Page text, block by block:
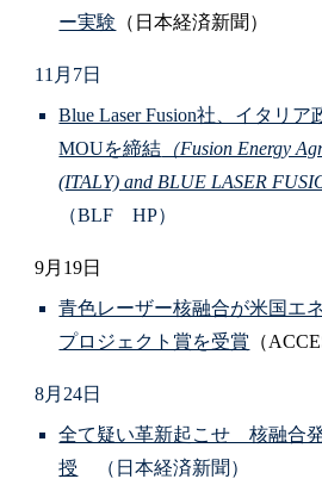
ー実験 （日本経済新聞）
11月7日
Blue Laser Fusion社、イタリ
MOUを締結 （Fusion Energy
(ITALY) and BLUE LASER
（BLF HP）
9月19日
青色レーザー核融合が米国エ
プロジェクト賞を受賞 （
8月24日
全て疑い革新起こせ 核融合
授 （日本経済新聞）